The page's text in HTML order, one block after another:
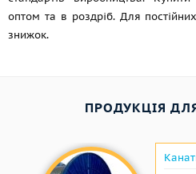
оптом та в роздріб. Для
знижок.
ПРОДУКЦІЯ